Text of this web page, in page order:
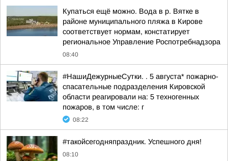
Купаться ещё можно. Вода в р. Вятке в
районе муниципального пляжа в Кирове
соответствует нормам, констатирует
региональное Управление Роспотребнадзора
08:40
#НашиДежурныеСутки. . 5 августа* пожарно-
спасательные подразделения Кировской
области реагировали на: 5 техногенных
пожаров, в том числе: г
08:22
#такойсегодняпраздник. Успешного дня!
08:10